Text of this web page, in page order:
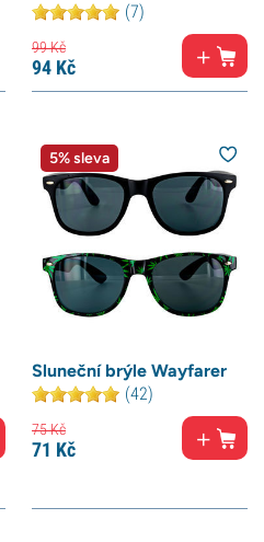
(7)
99Kč
94 Kč
5% sleva
Sluneční brýle Wayfarer
(42)
75Kč
71 Kč